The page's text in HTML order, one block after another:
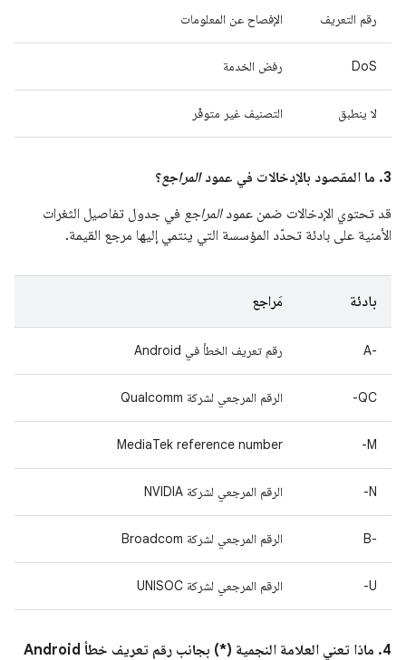
رقم التعريف الإفصاح عن المعلومات
DoS رفض الخدمة
لا ينطبق التصنيف غير متوفّر
3. ما المقصود بالإدخالات في عمود المراجع؟
قد تحتوي الإدخالات ضمن عمودالمراجع في جدول تفاصيل الثغرات
الأمنية على بادئة تحدّد المؤسسة التي ينتمي إليها مرجع القيمة.
بادئة مَراجع
A-‎ رقم تعريف الخطأ في Android
QC- الرقم المرجعي لشركة Qualcomm
M-
MediaTek reference number
N- الرقم المرجعي لشركة NVIDIA
B-‎ الرقم المرجعي لشركة Broadcom
U- الرقم المرجعي لشركة UNISOC
4. ماذا تعني العلامة النجمية (*) بجانب رقم تعريف خطأ Android